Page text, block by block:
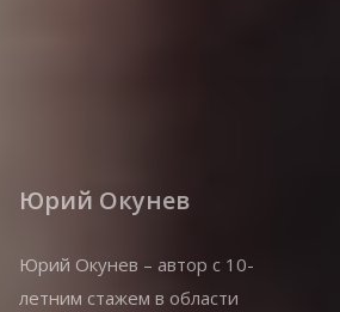
Юрий Окунев
Юрий Окунев – автор с 10-
летним стажем в области